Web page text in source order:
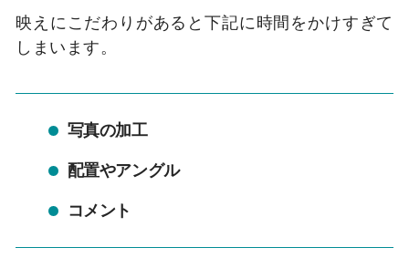
映えにこだわりがあると下記に時間をかけすぎて
しまいます。
写真の加工
配置やアングル
コメント